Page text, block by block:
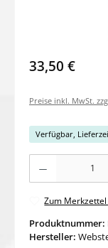
33,50 €
Preise inkl. MwSt.
Verfügbar,
Produkt Anzahl: Gib
Zum
Produktnummer:
Hersteller: